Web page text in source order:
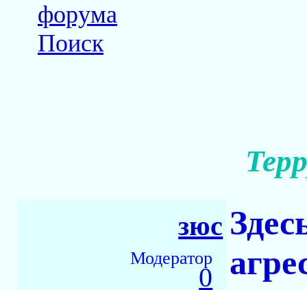
форума
Поиск
зюс
Модератор
0